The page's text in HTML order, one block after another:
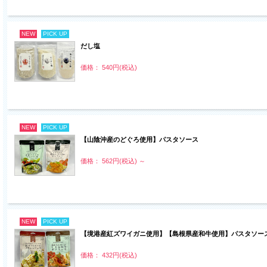
NEW PICK UP
だし塩
価格： 540円(税込)
NEW PICK UP
【山陰沖産のどぐろ使用】パスタソース
価格： 562円(税込) ～
NEW PICK UP
【境港産紅ズワイガニ使用】【島根県産和牛使用】パスタソー
価格： 432円(税込)